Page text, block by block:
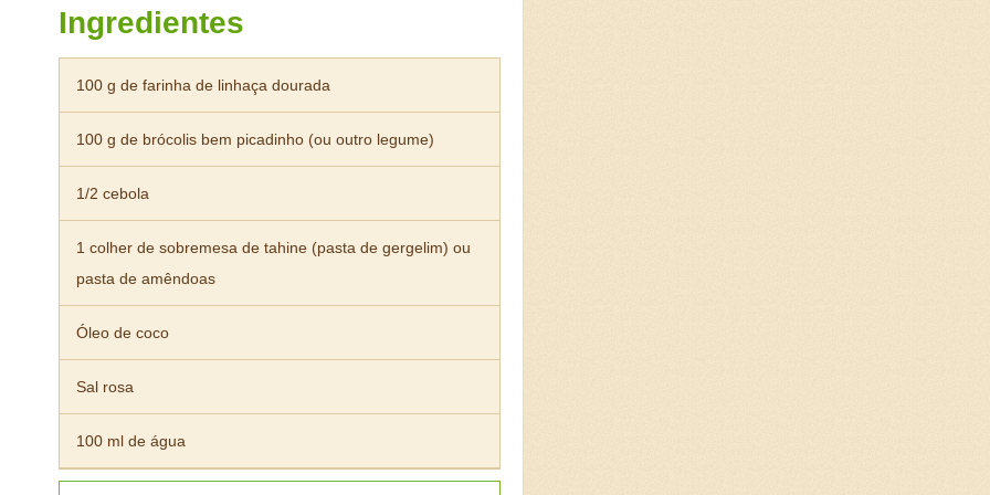
Ingredientes
100 g de farinha de linhaça dourada
100 g de brócolis bem picadinho (ou outro legume)
1/2 cebola
1 colher de sobremesa de tahine (pasta de gergelim) ou
pasta de amêndoas
Óleo de coco
Sal rosa
100 ml de água